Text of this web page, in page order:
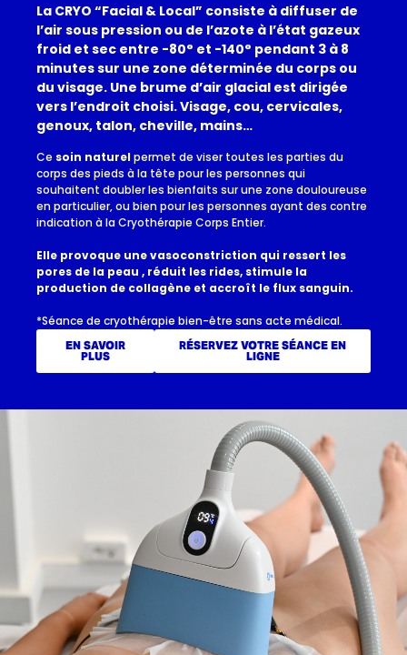
La CRYO “Facial & Local” consiste à diffuser de
l’air sous pression ou de l’azote à l’état gazeux
froid et sec entre -80° et -140° pendant 3 à 8
minutes sur une zone déterminée du corps ou
du visage. Une brume d’air glacial est dirigée
vers l’endroit choisi. Visage, cou, cervicales,
genoux, talon, cheville, mains…
Ce soin naturelpermet de viser toutes les parties du
corps des pieds à la tête pour les personnes qui
souhaitent doubler les bienfaits sur une zone douloureuse
en particulier, ou bien pour les personnes ayant des contre
indication à la Cryothérapie Corps Entier.
Elle provoque une vasoconstriction qui ressert les
pores de la peau , réduit les rides, stimule la
production de collagène et accroît le flux sanguin.
*Séance de cryothérapie bien-être sans acte médical.
EN SAVOIR
PLUS
RÉSERVEZ VOTRE SÉANCE EN
LIGNE